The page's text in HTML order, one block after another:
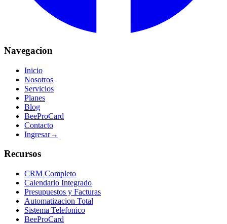
Navegacion
Inicio
Nosotros
Servicios
Planes
Blog
BeeProCard
Contacto
Ingresar→
Recursos
CRM Completo
Calendario Integrado
Presupuestos y Facturas
Automatizacion Total
Sistema Telefonico
BeeProCard